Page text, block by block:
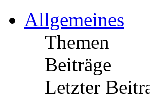
Allgemeines
Themen
Beiträge
Letzter